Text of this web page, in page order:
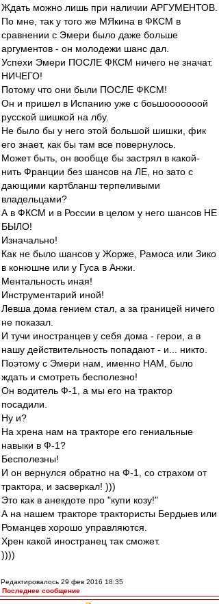
Ждать можно лишь при наличии АРГУМЕНТОВ.
По мне, так у того же МЯкина в ФКСМ в
сравнении с Эмери было даже больше
аргументов - он молодежи шанс дал.
Успехи Эмери ПОСЛЕ ФКСМ ничего не значат.
НИЧЕГО!
Потому что они были ПОСЛЕ ФКСМ!
Он и пришел в Испанию уже с боьшооооооой
русской шишкой на лбу.
Не было бы у него этой большой шишки, фик
его знает, как бы там все повернулось.
Может быть, он вообще бы застрял в какой-
нить Франции без шансов на ЛЕ, но зато с
дающими картбланш терпеливыми
владельцами?
А в ФКСМ и в России в целом у него шансов НЕ
БЫЛО!
Изначально!
Как не было шансов у Жорже, Рамоса или Зико
в конюшне или у Гуса в Анжи.
Ментальность иная!
Инструментарий иной!
Левша дома гением стал, а за границей ничего
не показал.
И тучи иностранцев у себя дома - герои, а в
нашу действительность попадают - и... никто.
Поэтому с Эмери нам, именно НАМ, было
ждать и смотреть бесполезно!
Он водитель Ф-1, а мы его на трактор
посадили.
Ну и?
На хрена нам на тракторе его гениальные
навыки в Ф-1?
Бесполезны!
И он вернулся обратно на Ф-1, со страхом от
трактора, и засверкал! )))
Это как в анекдоте про "купи козу!"
А на нашем тракторе трактористы Бердыев или
Романцев хорошо управляются.
Хрен какой иностранец так сможет.
))))
Редактировалось 29 фев 2016 18:35
Последнее сообщение